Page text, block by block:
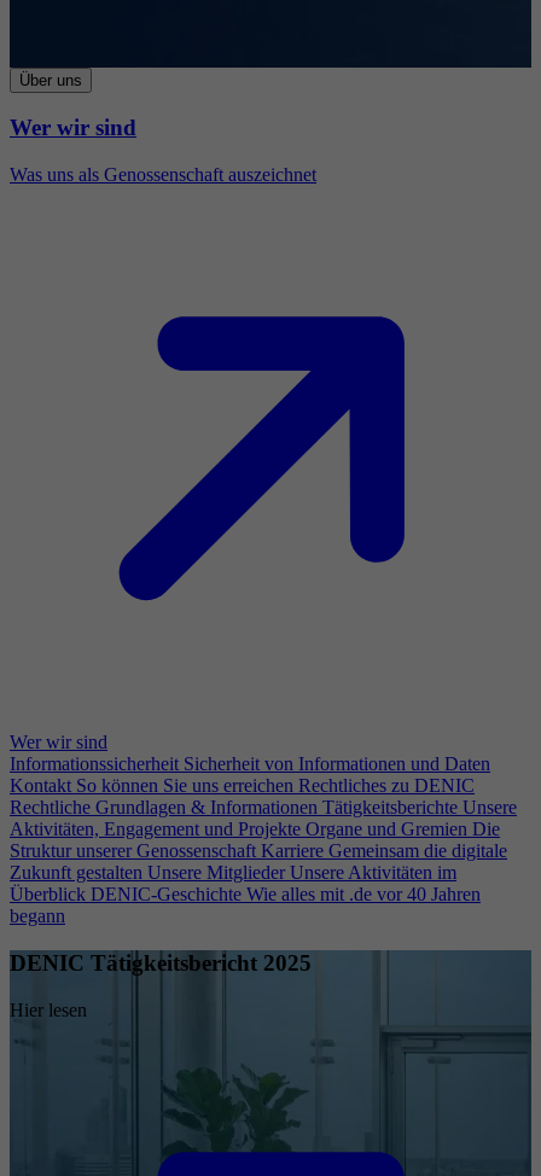
Über uns
Wer wir sind
Was uns als Genossenschaft auszeichnet
Wer wir sind
Informationssicherheit Sicherheit von Informationen und Daten
Kontakt So können Sie uns erreichen Rechtliches zu DENIC
Rechtliche Grundlagen & Informationen Tätigkeitsberichte Unsere
Aktivitäten, Engagement und Projekte Organe und Gremien Die
Struktur unserer Genossenschaft Karriere Gemeinsam die digitale
Zukunft gestalten Unsere Mitglieder Unsere Aktivitäten im
Überblick DENIC-Geschichte Wie alles mit .de vor 40 Jahren
begann
DENIC Tätigkeitsbericht 2025
Hier lesen